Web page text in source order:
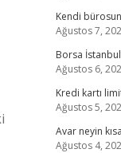
Kendi
Ağustos 7,
Borsa
Ağustos 6,
Kredi kartı
Ağustos 5,
Avar neyin
Ağustos 4,